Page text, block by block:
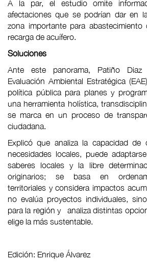
A la par, el estudio omite
afectaciones que se podrían dar en
zona importante para
recarga de acuífero.
Soluciones
Ante este panorama, Patiño
Evaluación Ambiental Estratégica
política pública para planes y
una herramienta holística,
se marca en un proceso de
ciudadana.
Explicó que analiza la capacidad de
necesidades locales, puede
saberes locales y la libre
originarios; se basa en
territoriales y considera impactos
no evalúa proyectos individuales,
para la región y analiza distintas
elige la más sustentable.
Edición: Enrique Álvarez